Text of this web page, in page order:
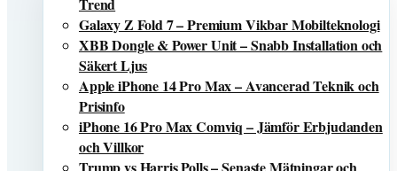
Galaxy Z Fold 7 – Premium Vikbar Mobilteknologi
XBB Dongle & Power Unit – Snabb Installation och
Säkert Ljus
Apple iPhone 14 Pro Max – Avancerad Teknik och
Prisinfo
iPhone 16 Pro Max Comviq – Jämför Erbjudanden
och Villkor